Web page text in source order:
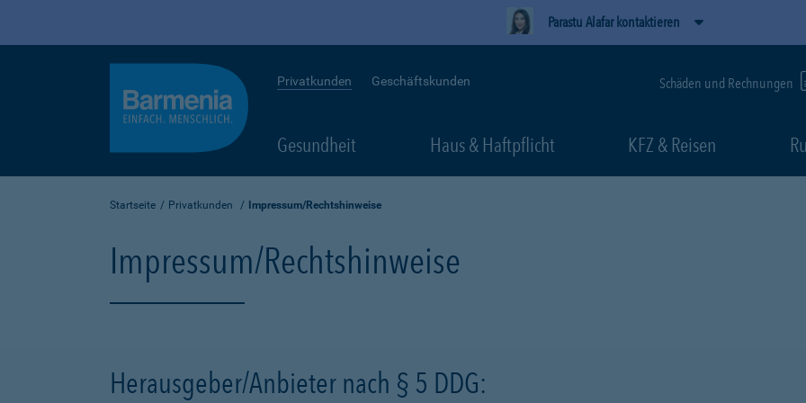
Parastu Alafar kontaktieren
Privatkunden Geschäftskunden Schäden und Rechnungen
Gesundheit Haus & Haftpflicht KFZ & Reisen
Startseite Privatkunden Impressum/Rechtshinweise
Impressum/Rechtshinweise
Herausgeber/Anbieter nach § 5 DDG: